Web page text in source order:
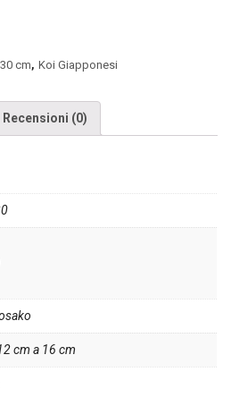
cm, Koi Giapponesi
Recensioni (0)
cm a 16 cm